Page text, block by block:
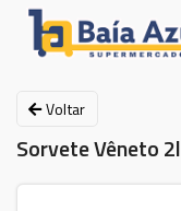
Voltar
Sorvete Vêneto 2l